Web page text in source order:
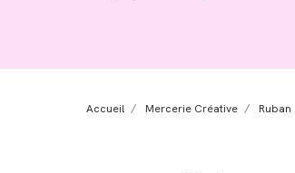
Accueil Mercerie Créative Ruban